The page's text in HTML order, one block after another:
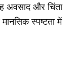
अवसाद और चिंता
स्पष्टता में